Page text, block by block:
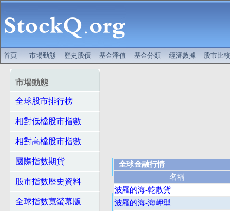
首頁 市場動態 歷史股價 基金淨值 基金分類 經濟數據 股市比較
市場動態
全球股市排行榜
相對低檔股市指數
相對高檔股市指數
國際指數期貨
股市指數歷史資料
全球指數寬螢幕版
全球金融行情
名稱
波羅的海-乾散貨
波羅的海-海岬型